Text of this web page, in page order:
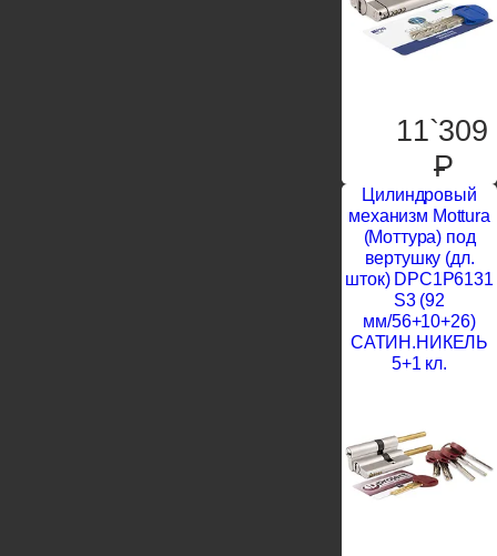
11`309
P
Цилиндровый
механизм Mottura
(Моттура) под
вертушку (дл.
шток) DPC1P6131
S3 (92
мм/56+10+26)
САТИН.НИКЕЛЬ
5+1 кл.